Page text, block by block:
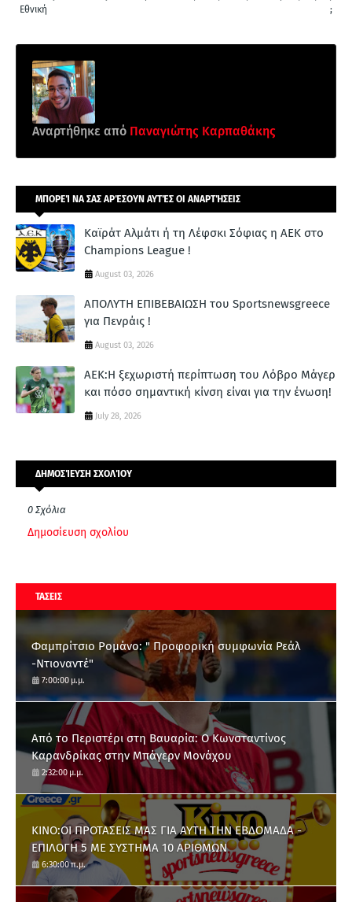
;
Εθνική
Αναρτήθηκε από Παναγιώτης Καρπαθάκης
ΜΠΟΡΕΊ ΝΑ ΣΑΣ ΑΡΈΣΟΥΝ ΑΥΤΈΣ ΟΙ ΑΝΑΡΤΉΣΕΙΣ
Καϊράτ Αλμάτι ή τη Λέφσκι Σόφιας η ΑΕΚ στο
Champions League !
August 03, 2026
ΑΠΟΛΥΤΗ ΕΠΙΒΕΒΑΙΩΣΗ του Sportsnewsgreece
για Πενράις !
August 03, 2026
ΑΕΚ:Η ξεχωριστή περίπτωση του Λόβρο Μάγερ
και πόσο σημαντική κίνση είναι για την ένωση!
July 28, 2026
ΔΗΜΟΣΊΕΥΣΗ ΣΧΟΛΊΟΥ
0 Σχόλια
Δημοσίευση σχολίου
ΤΑΣΕΙΣ
Φαμπρίτσιο Ρομάνο: " Προφορική συμφωνία Ρεάλ
-Ντιοναντέ"
7:00:00 μ.μ.
Από το Περιστέρι στη Βαυαρία: O Κωνσταντίνος
Καρανδρίκας στην Μπάγερν Μονάχου
2:32:00 μ.μ.
ΚΙΝΟ:ΟΙ ΠΡΟΤΑΣΕΙΣ ΜΑΣ ΓΙΑ ΑΥΤΗ ΤΗΝ ΕΒΔΟΜΑΔΑ -
ΕΠΙΛΟΓΗ 5 ΜΕ ΣΥΣΤΗΜΑ 10 ΑΡΙΘΜΩΝ
6:30:00 π.μ.